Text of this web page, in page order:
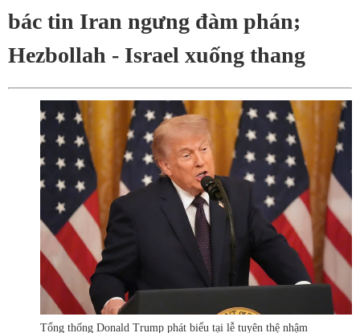
bác tin Iran ngưng đàm phán;
Hezbollah - Israel xuống thang
Tổng thống Donald Trump phát biểu tại lễ tuyên thệ nhậm